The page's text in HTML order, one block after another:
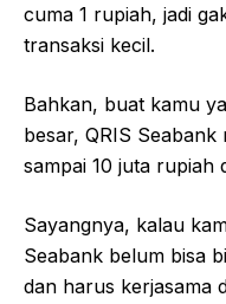
cuma 1 rupiah, jadi
transaksi kecil.
Bahkan, buat kamu
besar, QRIS
sampai 10 juta rupiah
Sayangnya, kalau
Seabank belum bisa
dan harus kerjasama